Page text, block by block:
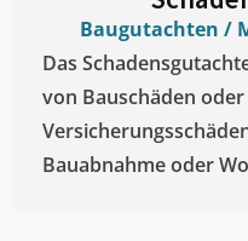
Baugutachten /
Das
von Bauschäden
Bauabnahme oder